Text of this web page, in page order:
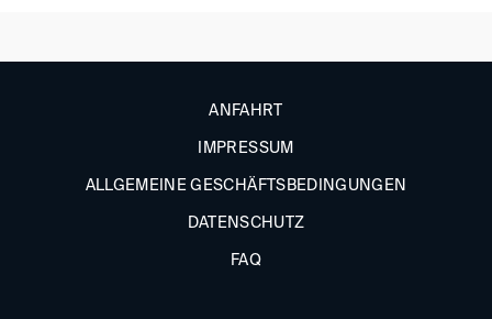
ANFAHRT
IMPRESSUM
ALLGEMEINE GESCHÄFTSBEDINGUNGEN
DATENSCHUTZ
FAQ